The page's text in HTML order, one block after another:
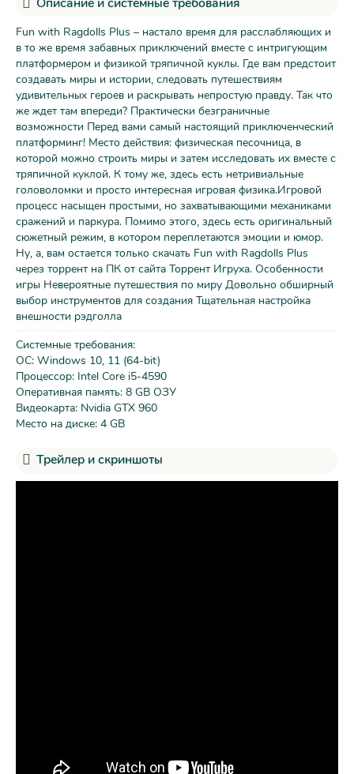
Fun with Ragdolls Plus – настало время для расслабляющих и
в то же время забавных приключений вместе с интригующим
платформером и физикой тряпичной куклы. Где вам предстоит
создавать миры и истории, следовать путешествиям
удивительных героев и раскрывать непростую правду. Так что
же ждет там впереди? Практически безграничные
возможности Перед вами самый настоящий приключенческий
платформинг! Место действия: физическая песочница, в
которой можно строить миры и затем исследовать их вместе с
тряпичной куклой. К тому же, здесь есть нетривиальные
головоломки и просто интересная игровая физика.Игровой
процесс насыщен простыми, но захватывающими механиками
сражений и паркура. Помимо этого, здесь есть оригинальный
сюжетный режим, в котором переплетаются эмоции и юмор.
Ну, а, вам остается только скачать Fun with Ragdolls Plus
через торрент на ПК от сайта Торрент Игруха. Особенности
игры Невероятные путешествия по миру Довольно обширный
выбор инструментов для создания Тщательная настройка
внешности рэдголла
Системные требования:
ОС: Windows 10, 11 (64-bit)
Процессор: Intel Core i5-4590
Оперативная память: 8 GB ОЗУ
Видеокарта: Nvidia GTX 960
Место на диске: 4 GB
Трейлер и скриншоты